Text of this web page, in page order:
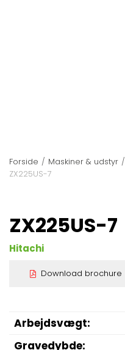
Forside / Maskiner & udstyr /
ZX225US-7
ZX225US-7
Hitachi
Download brochure
Arbejdsvægt
Gravedybde